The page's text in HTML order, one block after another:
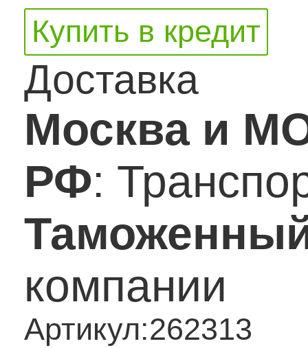
Купить в кредит
Доставка
Москва и
РФ:
компании
Артикул:262313